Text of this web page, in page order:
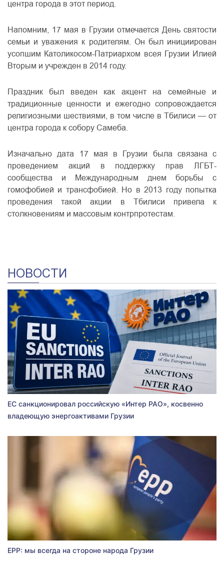
центра города в этот период.
Напомним, 17 мая в Грузии отмечается День святости
семьи и уважения к родителям. Он был инициирован
усопшим Католикосом-Патриархом всея Грузии Илией
Вторым и учрежден в 2014 году.
Праздник был введен как акцент на семейные и
традиционные ценности и ежегодно сопровождается
религиозными шествиями, в том числе в Тбилиси — от
центра города к собору Самеба.
Изначально дата 17 мая в Грузии была связана с
проведением акций в поддержку прав ЛГБТ-
сообщества и Международным днем борьбы с
гомофобией и трансфобией. Но в 2013 году попытка
проведения такой акции в Тбилиси привела к
столкновениям и массовым контрпротестам.
НОВОСТИ
ЕС санкционировал российскую «Интер РАО», косвенно
владеющую энергоактивами Грузии
EPP: мы всегда на стороне народа Грузии